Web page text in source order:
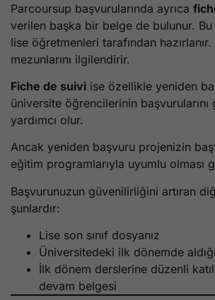
Parcoursup başvurularında ayrıca
verilen başka bir belge de bulunur.
lise öğretmenleri tarafından
mezunlarını ilgilendirir.
Fiche de suivi ise özellikle yeniden
üniversite öğrencilerinin
yardımcı olur.
Ancak yeniden başvuru projenizin
eğitim programlarıyla uyumlu olması
Başvurunuzun güvenilirliğini artıran
şunlardır:
Lise son sınıf dosyanız
Üniversitedeki ilk dönemde
İlk dönem derslerine düzenli
devam belgesi